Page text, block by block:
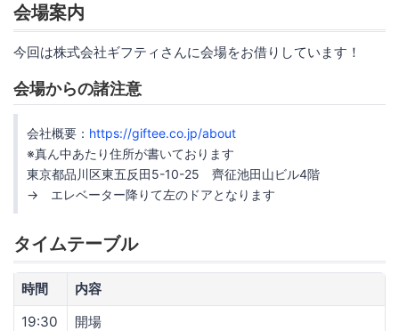
会場案内
今回は株式会社ギフティさんに会場をお借りしています！
会場からの諸注意
会社概要： https://giftee.co.jp/about
※真ん中あたり住所が書いております
東京都品川区東五反田5-10-25 齊征池田山ビル4階
→ エレベーター降りて左のドアとなります
タイムテーブル
時間
内容
19:30
開場